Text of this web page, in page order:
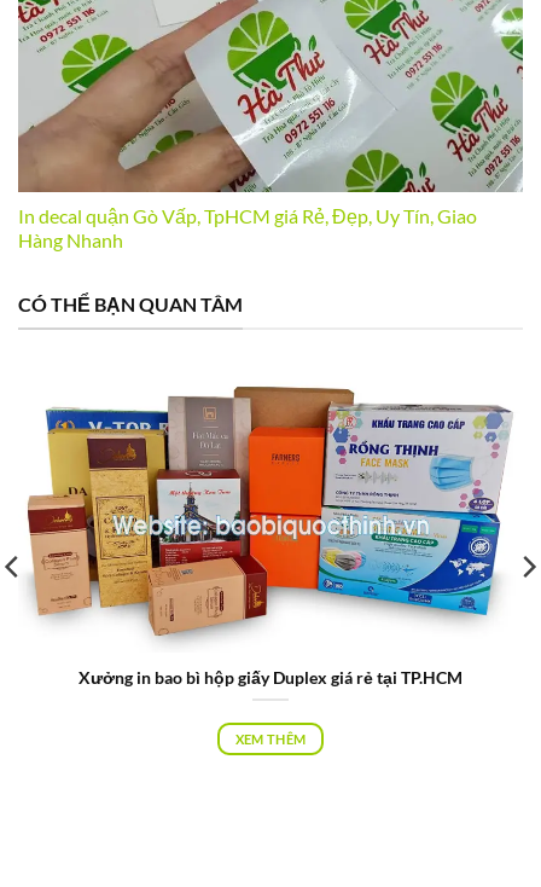
In decal quận Gò Vấp, TpHCM giá Rẻ, Đẹp, Uy Tín, Giao
Hàng Nhanh
CÓ THỂ BẠN QUAN TÂM
Xưởng in bao bì hộp giấy Duplex giá rẻ tại TP.HCM
XEM THÊM